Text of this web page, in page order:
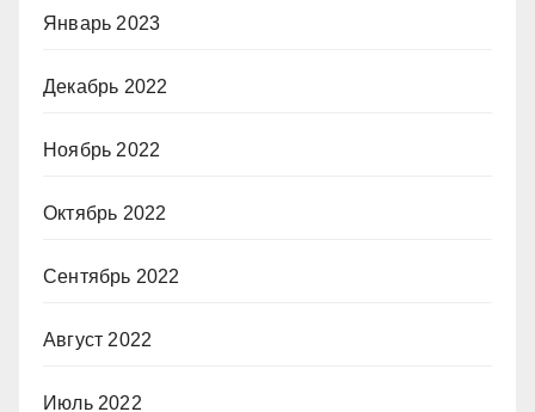
Январь 2023
Декабрь 2022
Ноябрь 2022
Октябрь 2022
Сентябрь 2022
Август 2022
Июль 2022